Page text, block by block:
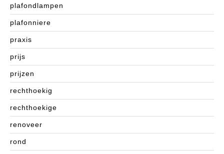
plafondlampen
plafonniere
praxis
prijs
prijzen
rechthoekig
rechthoekige
renoveer
rond